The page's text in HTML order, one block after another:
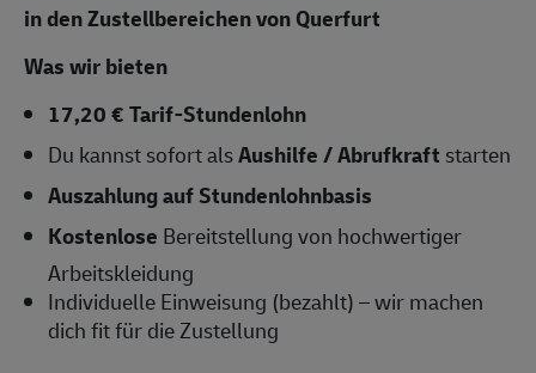
in den Zustellbereichen von Querfurt
Was wir bieten
17,20 € Tarif-Stundenlohn
Du kannst sofort alsAushilfe / Abrufkraft starten
Auszahlung auf Stundenlohnbasis
Kostenlose Bereitstellung von hochwertiger
Arbeitskleidung
Individuelle Einweisung (bezahlt) – wir machen
dich fit für die Zustellung